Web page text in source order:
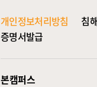
개인정보처리방침 침
증명서발급
본캠퍼스